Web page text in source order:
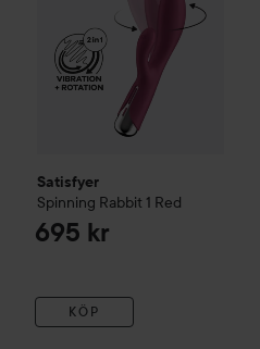
Satisfyer
Spinning Rabbit 1 Red
695 kr
KÖP